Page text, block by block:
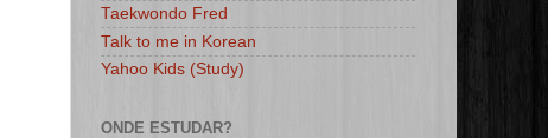
Taekwondo Fred
Talk to me in Korean
Yahoo Kids (Study)
ONDE ESTUDAR?